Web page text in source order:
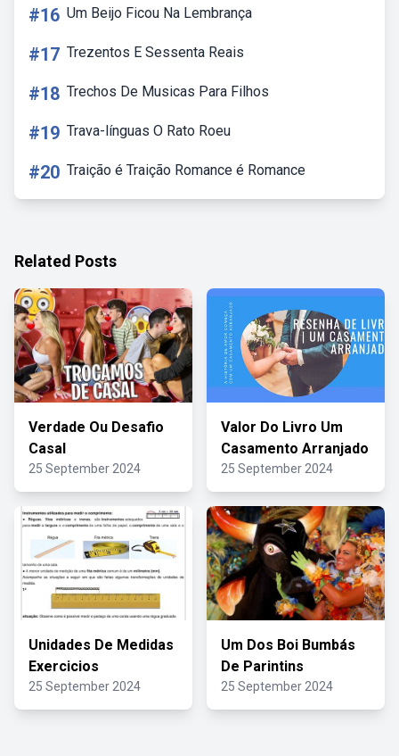
#16 Um Beijo Ficou Na Lembrança
#17 Trezentos E Sessenta Reais
#18 Trechos De Musicas Para Filhos
#19 Trava-línguas O Rato Roeu
#20 Traição é Traição Romance é Romance
Related Posts
Verdade Ou Desafio
Casal
25 September 2024
Valor Do Livro Um
Casamento Arranjado
25 September 2024
Unidades De Medidas
Exercicios
25 September 2024
Um Dos Boi Bumbás
De Parintins
25 September 2024